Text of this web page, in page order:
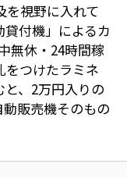
を視野に入れて
付機」によるカ
無休・24時間稼
をつけたラミネ
、2万円入りの
販売機そのもの